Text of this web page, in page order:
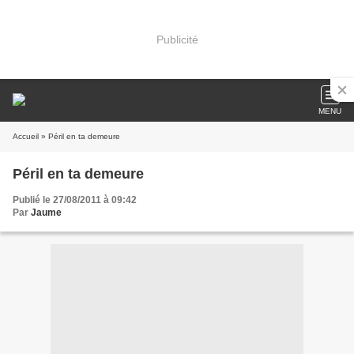
Publicité
MENU
Accueil » Péril en ta demeure
Péril en ta demeure
Publié le 27/08/2011 à 09:42
Par Jaume